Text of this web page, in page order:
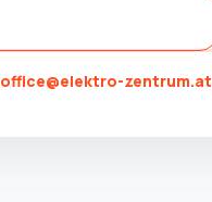
office@elektro-zentrum.at